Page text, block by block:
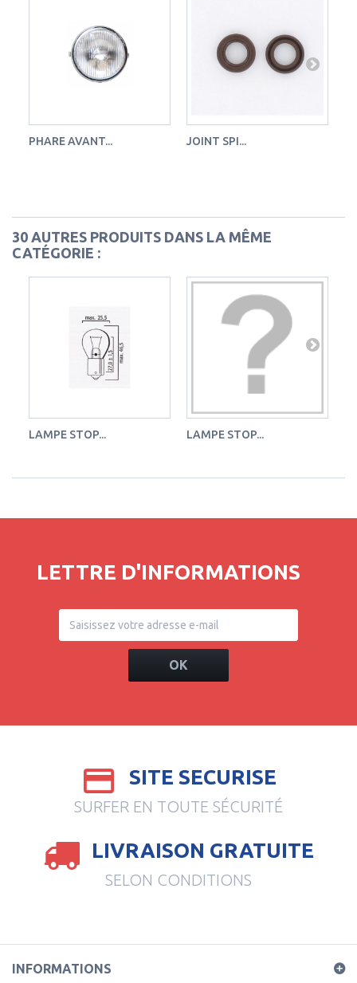
PHARE AVANT... JOINT SPI...
30 AUTRES PRODUITS DANS LA MÊME
CATÉGORIE :
LAMPE STOP... LAMPE STOP...
LETTRE D'INFORMATIONS
OK
SITE SECURISE
SURFER EN TOUTE SÉCURITÉ
LIVRAISON GRATUITE
SELON CONDITIONS
INFORMATIONS